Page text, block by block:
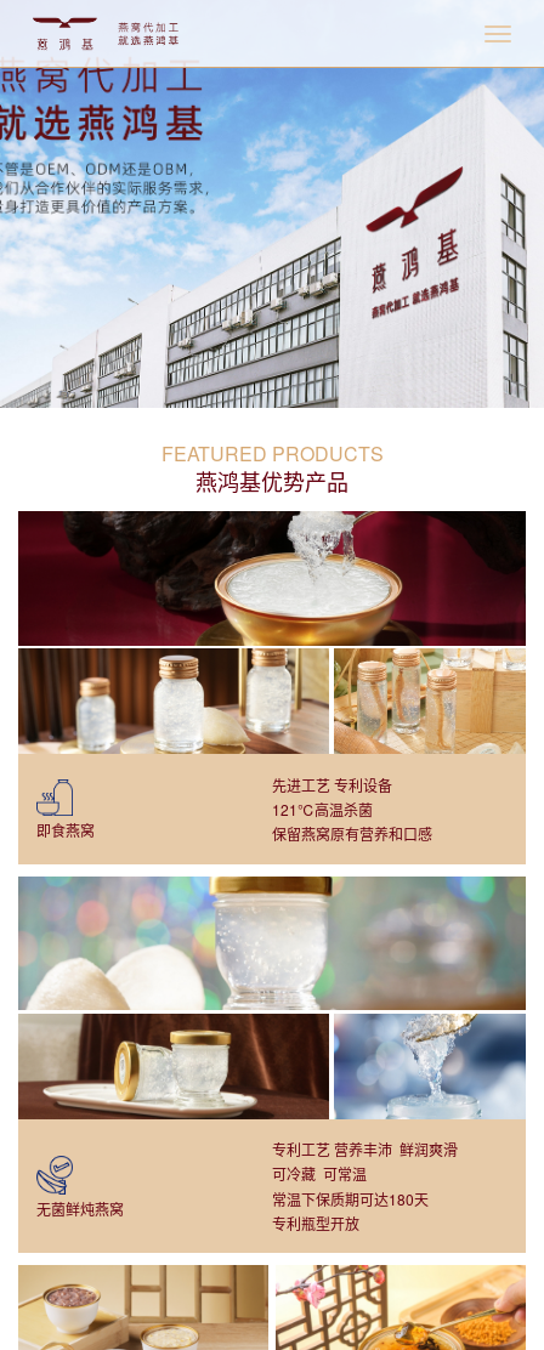
FEATURED PRODUCTS
燕鸿基优势产品
即食燕窝
先进工艺 专利设备
121℃高温杀菌
保留燕窝原有营养和口感
无菌鲜炖燕窝
专利工艺 营养丰沛 鲜润爽滑
可冷藏 可常温
常温下保质期可达180天
专利瓶型开放